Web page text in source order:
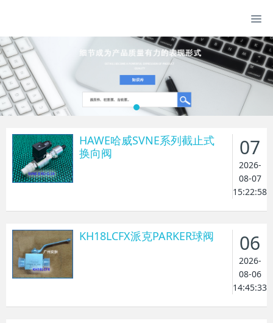
HAWE哈威SVNE系列截止式
换向阀
07
2026-
08-07
15:22:58
KH18LCFX派克PARKER球阀 06
2026-
08-06
14:45:33